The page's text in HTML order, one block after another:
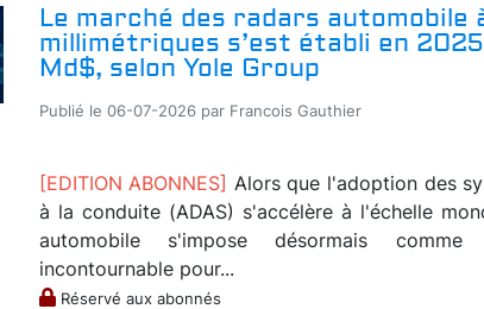
Le marché des radars automobile
millimétriques s’est établi en
Md$, selon Yole Group
Publié le 06-07-2026 par Francois Gauthier
[EDITION ABONNES] Alors que l'adoption des
à la conduite (ADAS) s'accélère à l'échelle
automobile s'impose désormais
incontournable pour...
Réservé aux abonnés